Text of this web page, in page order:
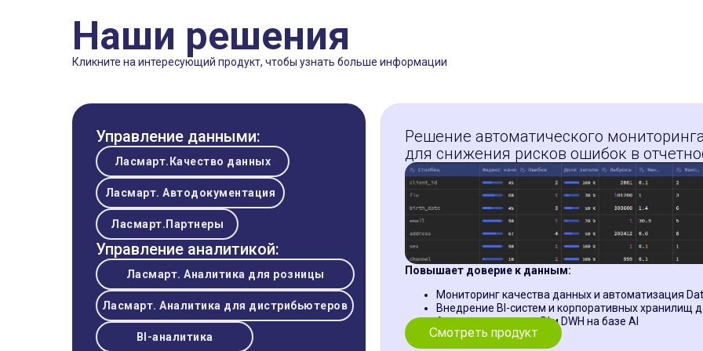
Разработка методик и документации для
процессов мерчандайзинга
Экспертная поддержка и консалтинг по выкладке
и полке
Наши решения
Кликните на интересующий продукт, чтобы узнать больше информации
Управление данными:
Ласмарт.Качество данных
Ласмарт. Автодокументация
Ласмарт.Партнеры
Управление аналитикой:
Ласмарт. Аналитика для розницы
Ласмарт. Аналитика для дистрибьютеров
BI-аналитика
Решение автоматического
для снижения рисков ошибок в
Повышает доверие к данным:
Мониторинг качества данных и автоматизация
Внедрение BI-систем и корпоративных хранилищ
Автодокументация BI и DWH на базе AI
Смотреть продукт